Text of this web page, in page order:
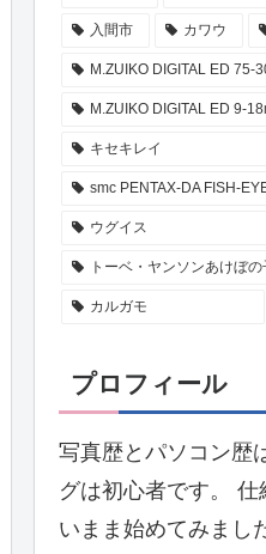
入間市 カワウ
M.ZUIKO DIGITAL ED 75-
M.ZUIKO DIGITAL ED 9-
キセキレイ
smc PENTAX-DA FISH-
ウグイス
トーベ・ヤンソンあけぼ
カルガモ
プロフィール
写真歴とパソコン歴
グは初心者です。
いまま始めてみまし